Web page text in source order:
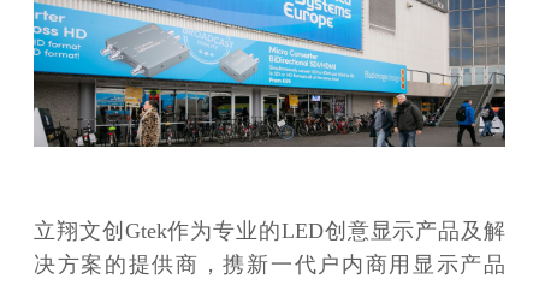
立翔文创Gtek作为专业的LED创意显示产品及解
决方案的提供商，携新一代户内商用显示产品